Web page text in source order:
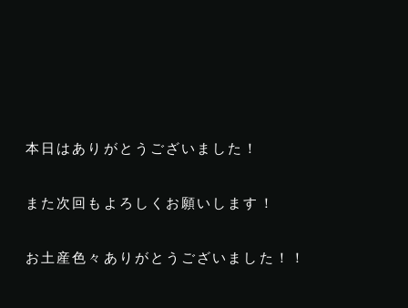
本日はありがとうございました！
また次回もよろしくお願いします！
お土産色々ありがとうございました！！